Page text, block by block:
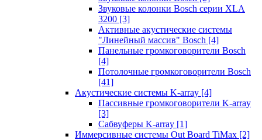
Звуковые колонки Bosch серии XLA
3200 [3]
Активные акустические системы
"Линейный массив" Bosch [4]
Панельные громкоговорители Bosch
[4]
Потолочные громкоговорители Bosch
[41]
Акустические системы K-array [4]
Пассивные громкоговорители K-array
[3]
Сабвуферы K-array [1]
Иммерсивные системы Out Board TiMax [2]